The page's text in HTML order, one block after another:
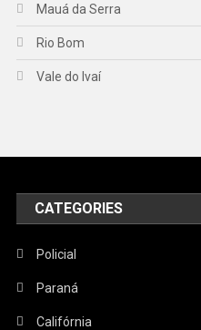
Mauá da Serra
Rio Bom
Vale do Ivaí
CATEGORIES
Policial
Paraná
Califórnia